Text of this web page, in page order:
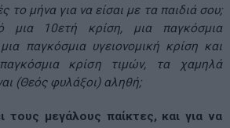
το μήνα για να είσαι με τα παιδιά σου;
μια 10ετή κρίση, μια παγκόσμια
παγκόσμια υγειονομική κρίση και
κρίση τιμών, τα χαμηλά
(Θεός φυλάξοι) αληθή;
τους μεγάλους παίκτες, και για να